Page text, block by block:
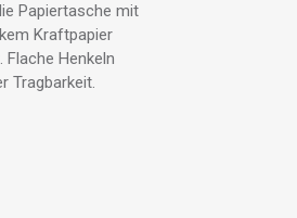
Papiertasche mit
Kraftpapier
Henkeln
Tragbarkeit.